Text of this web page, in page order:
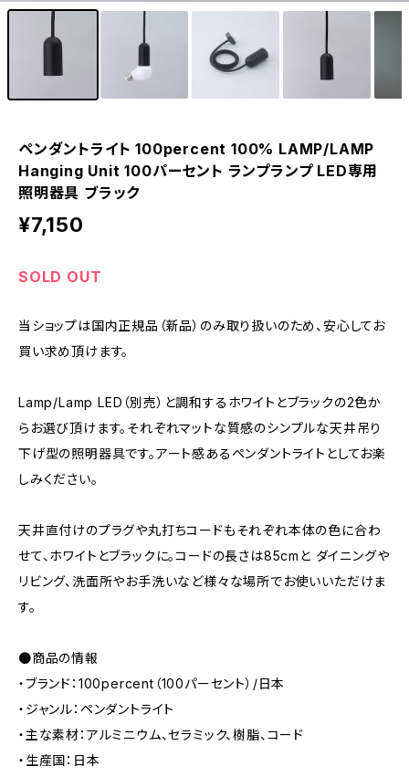
ペンダントライト 100percent 100% LAMP/LAMP
Hanging Unit 100パーセント ランプランプ LED専用
照明器具 ブラック
¥7,150
SOLD OUT
当ショップは国内正規品（新品）のみ取り扱いのため、安心してお
買い求め頂けます。
Lamp/Lamp LED（別売）と調和するホワイトとブラックの2色か
らお選び頂けます。それぞれマットな質感のシンプルな天井吊り
下げ型の照明器具です。アート感あるペンダントライトとしてお楽
しみください。
天井直付けのプラグや丸打ちコードもそれぞれ本体の色に合わ
せて、ホワイトとブラックに。コードの長さは85cmと ダイニングや
リビング、洗面所やお手洗いなど様々な場所でお使いいただけま
す。
●商品の情報
・ブランド：100percent（100パーセント）/日本
・ジャンル：ペンダントライト
・主な素材：アルミニウム、セラミック、樹脂、コード
・生産国：日本